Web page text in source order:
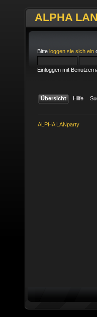
ALPHA
Bitte loggen sie sich ein
Einloggen mit
Übersicht Hilfe
ALPHA LANparty